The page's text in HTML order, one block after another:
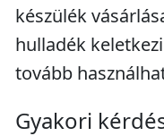
készülék
hulladék
tovább
Gyakori